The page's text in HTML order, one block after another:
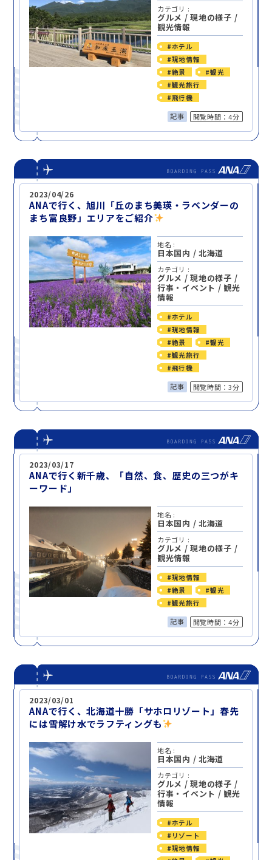
カテゴリ :
グルメ /現地の様子 /
観光情報
#ホテル
#現地情報
#絶景
#観光
#観光旅行
#飛行機
記事 閲覧時間：4分
2023/04/26
ANAで行く、旭川「丘のまち美瑛・ラベンダーの
まち富良野」エリアをご紹介
地名 :
日本国内 /北海道
カテゴリ :
グルメ /現地の様子 /
行事・イベント / 観光
情報
#ホテル
#現地情報
#絶景
#観光
#観光旅行
#飛行機
記事 閲覧時間：3分
2023/03/17
ANAで行く新千歳、「自然、食、歴史の三つがキ
ーワード」
地名 :
日本国内 /北海道
カテゴリ :
グルメ /現地の様子 /
観光情報
#現地情報
#絶景
#観光
#観光旅行
記事 閲覧時間：4分
2023/03/01
ANAで行く、北海道十勝「サホロリゾート」春先
には雪解け水でラフティングも
地名 :
日本国内 /北海道
カテゴリ :
グルメ /現地の様子 /
行事・イベント / 観光
情報
#ホテル
#リゾート
#現地情報